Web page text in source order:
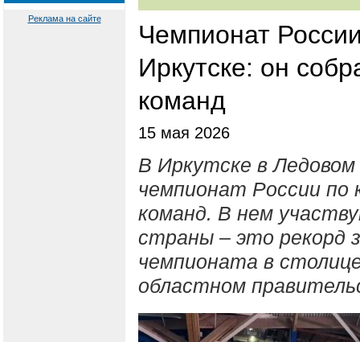
Реклама на сайте
Чемпионат
Иркутске: он
команд
15 мая 2026
В Иркутске в
чемпионат России по
команд. В нем
страны – это рекорд
чемпионата в
областном